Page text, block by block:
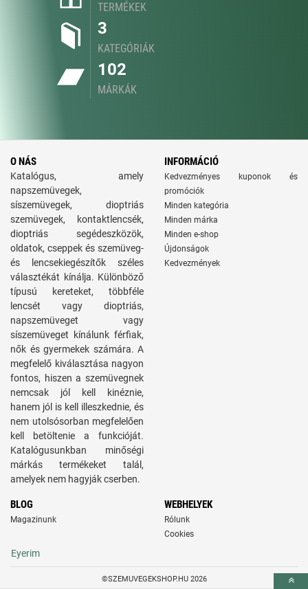
TERMÉKEK
3
KATEGÓRIÁK
102
MÁRKÁK
O NÁS
Katalógus, amely
napszemüvegek,
síszemüvegek, dioptriás
szemüvegek, kontaktlencsék,
dioptriás segédeszközök,
oldatok, cseppek és szemüveg-
és lencsekiegészítők széles
választékát kínálja. Különböző
típusú kereteket, többféle
lencsét vagy dioptriás,
napszemüveget vagy
síszemüveget kínálunk férfiak,
nők és gyermekek számára. A
megfelelő kiválasztása nagyon
fontos, hiszen a szemüvegnek
nemcsak jól kell kinéznie,
hanem jól is kell illeszkednie, és
nem utolsósorban megfelelően
kell betöltenie a funkcióját.
Katalógusunkban minőségi
márkás termékeket talál,
amelyek nem hagyják cserben.
INFORMÁCIÓ
Kedvezményes kuponok és
promóciók
Minden kategória
Minden márka
Minden e-shop
Újdonságok
Kedvezmények
BLOG
Magazinunk
WEBHELYEK
Rólunk
Cookies
Eyerim
©SZEMUVEGEKSHOP.HU 2026